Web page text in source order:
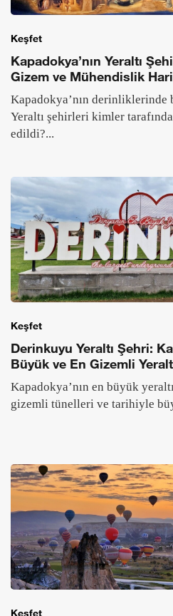
Keşfet
Kapadokya’nın Yeraltı
Gizem ve Mühendislik
Kapadokya’nın derinliklerinde
Yeraltı şehirleri kimler
edildi?...
Keşfet
Derinkuyu Yeraltı Şehri:
Büyük ve En Gizemli
Kapadokya’nın en büyük
gizemli tünelleri ve tarihiyle
Keşfet